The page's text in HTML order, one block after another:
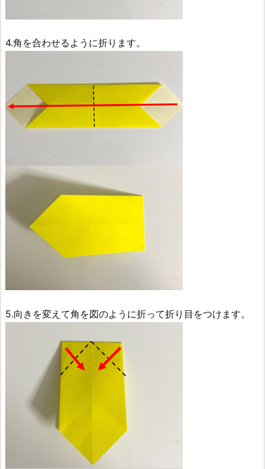
4.角を合わせるように折ります。
5.向きを変えて角を図のように折って折り目をつけます。